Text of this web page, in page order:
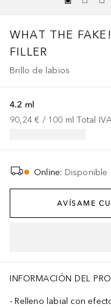
WHAT THE
FILLER
Brillo de labios
4.2 ml
90,24 € / 100 ml Total
Online: Disponible
AVÍSAME
INFORMACIÓN DEL
Relleno labial con